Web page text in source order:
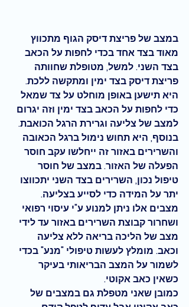
במצב של פריצת דיסק הגוף מתכווץ
מאוד בצד אחד בכדי לחפות על הכאב
בצד השני. למשל, מטופלת שחוותה
פריצת דיסק בצד ימין ומתקשה ללכת.
היא תישען באופן מוחלט על צד שמאל
כדי לחפות על הכאב בצד ימין וזה יגרום
למצב של צליעה וגרירת הרגל הכואבת.
בנוסף, היא תחוש נימול ברגל הכאובה
והשרירים באזור זה ייחלשו עקב חוסר
הפעלה של האזור. במצב של חוסר
טיפול נכון, השרירים בצד השני יתכווצו
יתר על המידה כדי לסייע בצליעה.
מצבים אלו ניתן למנוע ע"י עיסוי רפואי
ושחרור קבוצת השרירים באזור עד לידי
מצב של הליכה בריאה ללא צליעה
וכאב. מומלץ לעשות טיפולי "מנע" בכדי
לשמור על המצב הבריאותי בעיקר
כשאין כאב אקוטי.
כמובן שאני מטפלת גם במצבים של